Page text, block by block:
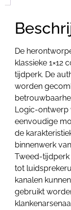
De
klassieke 1×12
tijdperk. De
worden
Logic-ontwerp
eenvoudige
de
binnenwerk
Tweed-
tot
kanalen
gebruikt